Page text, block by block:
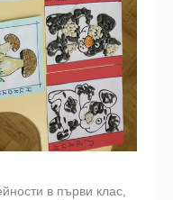
в първи клас,